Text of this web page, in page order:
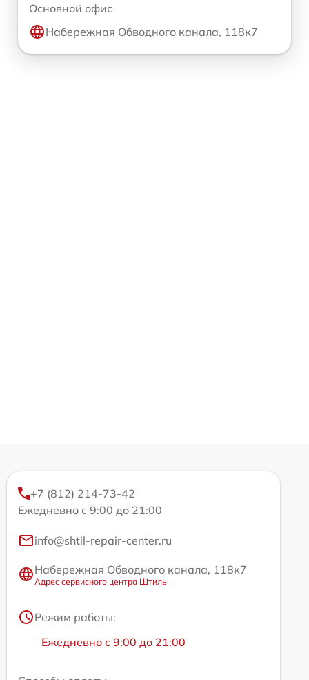
Основной офис
Набережная Обводного канала, 118к7
+7 (812) 214-73-42
Ежедневно с 9:00 до 21:00
info@shtil-repair-center.ru
Набережная Обводного канала, 118к7
Адрес сервисного центра Штиль
Режим работы:
Ежедневно с 9:00 до 21:00